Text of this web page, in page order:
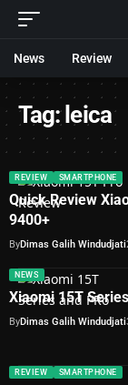
News Review
Tag: leica
REVIEW SMARTPHONE
Quick Review
9400+
ByDimas Galih Windudjati
NEWS
Xiaomi 15T
ByDimas Galih Windudjati
REVIEW SMARTPHONE